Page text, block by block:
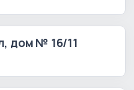
дом № 16/11